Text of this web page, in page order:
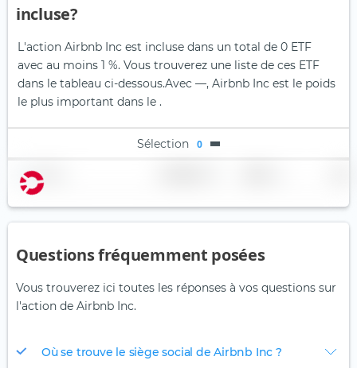
incluse?
L'action Airbnb Inc est incluse dans un total de 0 ETF
avec au moins 1 %. Vous trouverez une liste de ces ETF
dans le tableau ci-dessous.Avec —, Airbnb Inc est le poids
le plus important dans le .
Sélection 0
Nom
Questions fréquemment posées
Vous trouverez ici toutes les réponses à vos questions sur
l'action de Airbnb Inc.
Où se trouve le siège social de Airbnb Inc ?